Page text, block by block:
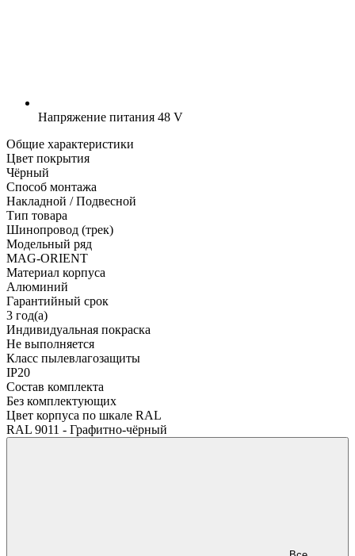
Напряжение питания 48 V
Общие характеристики
Цвет покрытия
Чёрный
Способ монтажа
Накладной / Подвесной
Тип товара
Шинопровод (трек)
Модельный ряд
MAG-ORIENT
Материал корпуса
Алюминий
Гарантийный срок
3 год(а)
Индивидуальная покраска
Не выполняется
Класс пылевлагозащиты
IP20
Состав комплекта
Без комплектующих
Цвет корпуса по шкале RAL
RAL 9011 - Графитно-чёрный